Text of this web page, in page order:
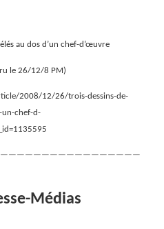
au dos d’un chef-d’œuvre
le 26/12/8 PM)
2008/12/26/trois-dessins-de-
un-chef-d-
Médias